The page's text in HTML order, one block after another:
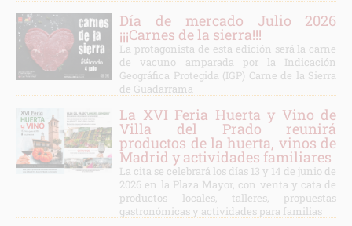
Día de mercado Julio 2026
¡¡¡Carnes de la sierra!!!
La protagonista de esta edición será la carne
de vacuno amparada por la Indicación
Geográfica Protegida (IGP) Carne de la Sierra
de Guadarrama
La XVI Feria Huerta y Vino de
Villa del Prado reunirá
productos de la huerta, vinos de
Madrid y actividades familiares
La cita se celebrará los días 13 y 14 de junio de
2026 en la Plaza Mayor, con venta y cata de
productos locales, talleres, propuestas
gastronómicas y actividades para familias